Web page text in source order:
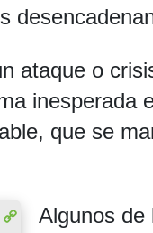
ataque o
inesperada
que se
Algunos